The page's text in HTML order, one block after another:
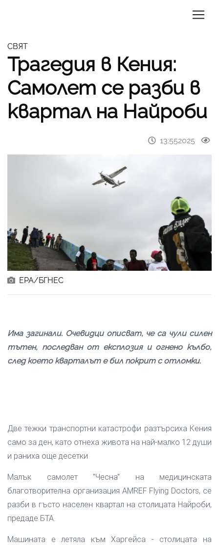
СВЯТ
Трагедия в Кения:
Самолет се разби в
квартал на Найроби
13:552025
ЕРА/БГНЕС
Има загинали. Очевидци описват, че са чули силен
тътен, последван от експлозия и огнено кълбо,
след което кварталът е бил покрит с отломки.
Две тежки транспортни катастрофи разтърсиха Кения
само за ден, като отнеха живота на най-малко 12 души
и раниха още десетки
Малък самолет "Чесна" на медицинската
благотворителна организация AMREF Flying Doctors, се
разби в гъсто населен квартал на столицата Найроби,
предаде БТА.
Машината е летяла към Харгейса - столицата на